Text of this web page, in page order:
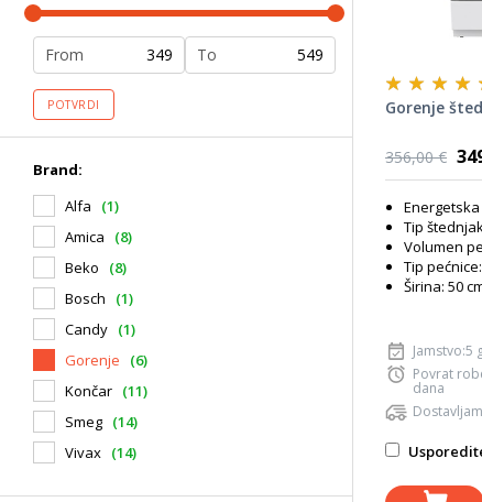
From To
POTVRDI
Brand:
Alfa
(1)
Amica
(8)
Beko
(8)
Bosch
(1)
Candy (1)
Gorenje
(6)
Končar (11)
Smeg (14)
Vivax (14)
Gorenje
356,00 €
Tip
Volumen
Tip
Širina: 50
Jamstvo:5
Povrat
dana